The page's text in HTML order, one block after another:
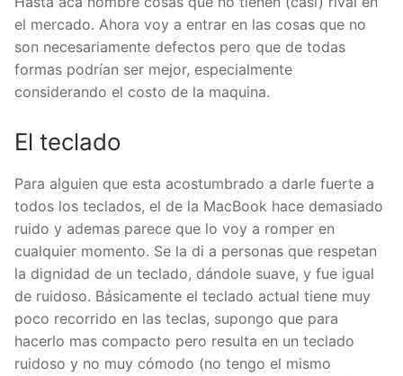
el mercado. Ahora voy a entrar en las cosas que no
son necesariamente defectos pero que de todas
formas podrían ser mejor, especialmente
considerando el costo de la maquina.
El teclado
Para alguien que esta acostumbrado a darle fuerte a
todos los teclados, el de la MacBook hace demasiado
ruido y ademas parece que lo voy a romper en
cualquier momento. Se la di a personas que respetan
la dignidad de un teclado, dándole suave, y fue igual
de ruidoso. Básicamente el teclado actual tiene muy
poco recorrido en las teclas, supongo que para
hacerlo mas compacto pero resulta en un teclado
ruidoso y no muy cómodo (no tengo el mismo